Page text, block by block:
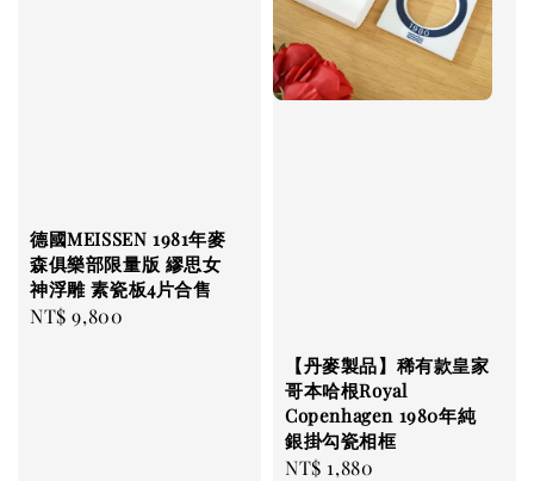
德國MEISSEN 1981年麥
森俱樂部限量版 繆思女
神浮雕 素瓷板4片合售
Regular
NT$ 9,800
【丹麥製品】稀有款皇家
哥本哈根Royal
Copenhagen 1980年純
銀掛勾瓷相框
Regular
NT$ 1,880